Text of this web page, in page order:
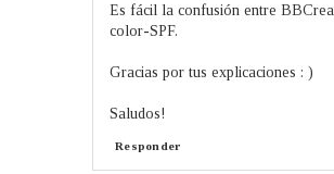
Es fácil la confusión entre
color-SPF.
Gracias por tus explicaciones : )
Saludos!
Responder